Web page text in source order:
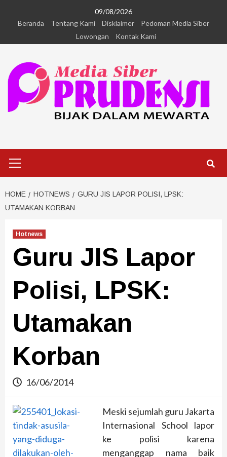
09/08/2026
Beranda
Tentang Kami Disklaimer
Pedoman Media Siber
Lowongan
Kontak Kami
HOME HOTNEWS
GURU JIS LAPOR POLISI, LPSK:
UTAMAKAN KORBAN
Hotnews
Guru JIS Lapor
Polisi, LPSK:
Utamakan
Korban
16/06/2014
Meski sejumlah guru Jakarta
Internasional School lapor
ke polisi karena
menganggap nama baik